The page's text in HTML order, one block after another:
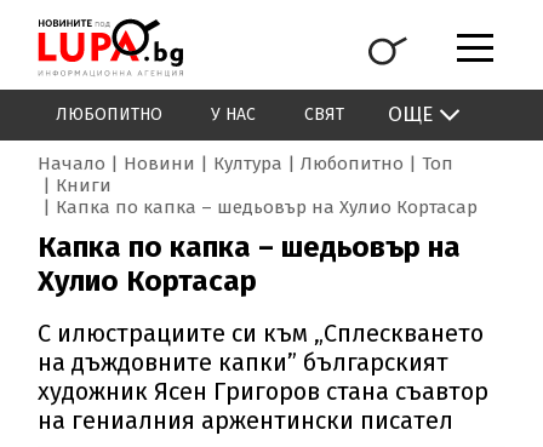
ЛЮБОПИТНО У НАС СВЯТ ОЩЕ
Начало Новини Култура Любопитно
Топ
Книги
Капка по капка – шедьовър на Хулио Кортасар
Капка по капка – шедьовър на
Хулио Кортасар
С илюстрациите си към „Сплескването
на дъждовните капки” българският
художник Ясен Григоров стана съавтор
на гениалния аржентински писател